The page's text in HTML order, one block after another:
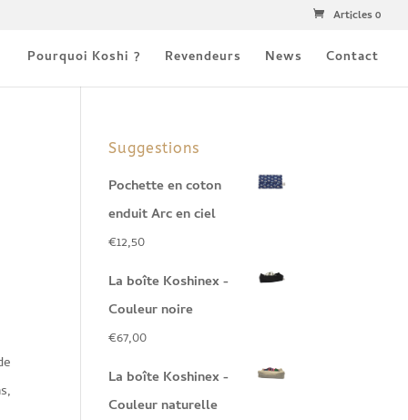
Articles 0
Pourquoi Koshi ? Revendeurs News Contact
Suggestions
Pochette en coton
enduit Arc en ciel
€12,50
La boîte Koshinex -
Couleur noire
€67,00
La boîte Koshinex -
Couleur naturelle